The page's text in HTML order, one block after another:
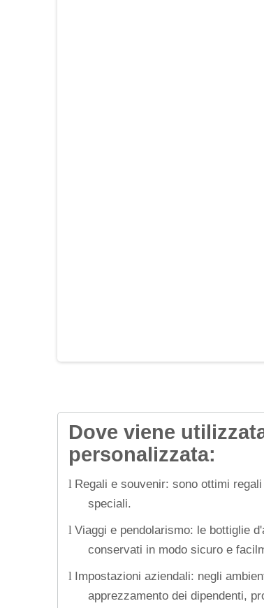
Dove viene
personalizzata:
l Regali e souvenir: sono ottimi
speciali.
l Viaggi e pendolarismo: le bottiglie
conservati in modo sicuro e
l Impostazioni aziendali: negli
apprezzamento dei dipendenti,